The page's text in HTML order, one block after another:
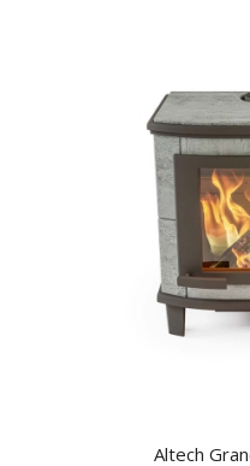
Altech